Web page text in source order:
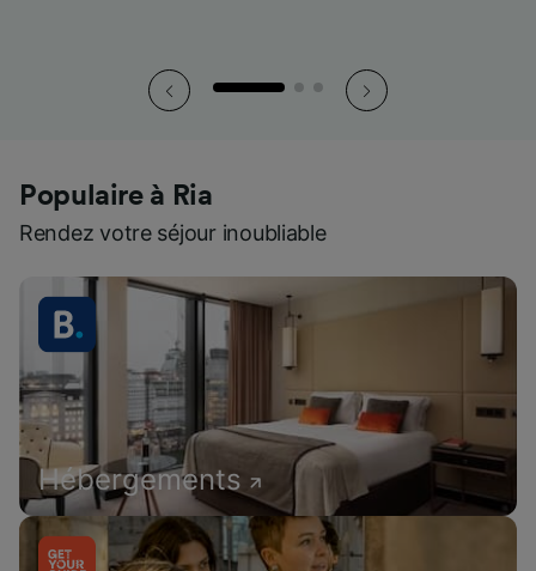
Populaire à Ria
Rendez votre séjour inoubliable
Hébergements